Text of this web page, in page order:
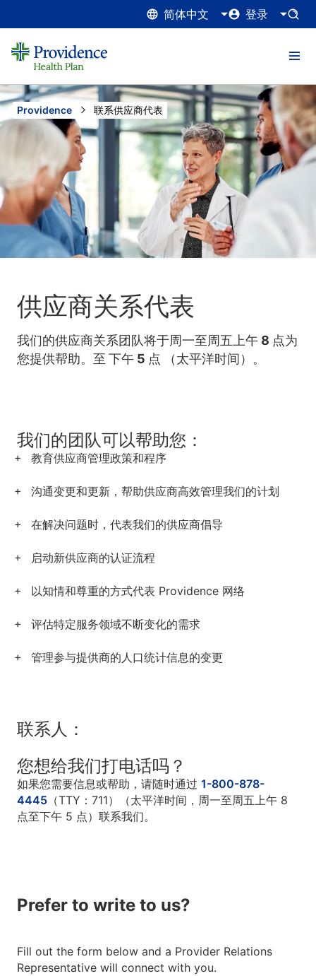
简体中文 登录
Providence Current:
联系供应商代表
供应商关系代表
我们的供应商关系团队将于周一至周五上午 8 点为
您提供帮助。至 下午 5 点 （太平洋时间）。
我们的团队可以帮助您：
教育供应商管理政策和程序
沟通变更和更新，帮助供应商高效管理我们的计划
在解决问题时，代表我们的供应商倡导
启动新供应商的认证流程
以知情和尊重的方式代表 Providence 网络
评估特定服务领域不断变化的需求
管理参与提供商的人口统计信息的变更
联系人：
您想给我们打电话吗？
如果您需要信息或帮助，请随时通过 1-800-878-
4445 （TTY：711）（太平洋时间，周一至周五上午 8
点至下午 5 点）联系我们。
Prefer to write to us?
Fill out the form below and a Provider Relations
Representative will connect with you.